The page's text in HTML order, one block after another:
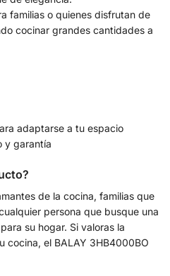
familias o quienes disfrutan de
cocinar grandes cantidades a
adaptarse a tu espacio
y garantía
de la cocina, familias que
persona que busque una
su hogar. Si valoras la
cocina, el BALAY 3HB4000BO